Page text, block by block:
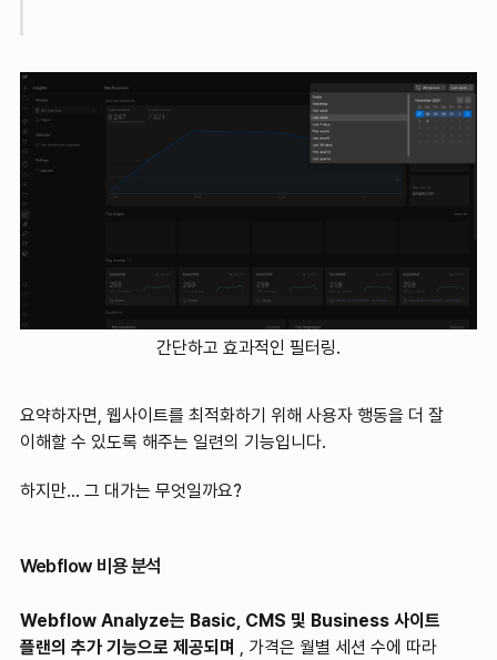
간단하고 효과적인 필터링.
요약하자면, 웹사이트를 최적화하기 위해 사용자 행동을 더 잘
이해할 수 있도록 해주는 일련의 기능입니다.
하지만... 그 대가는 무엇일까요?
Webflow 비용 분석
Webflow Analyze는 Basic, CMS 및 Business 사이트
플랜의 추가 기능으로 제공되며 , 가격은 월별 세션 수에 따라